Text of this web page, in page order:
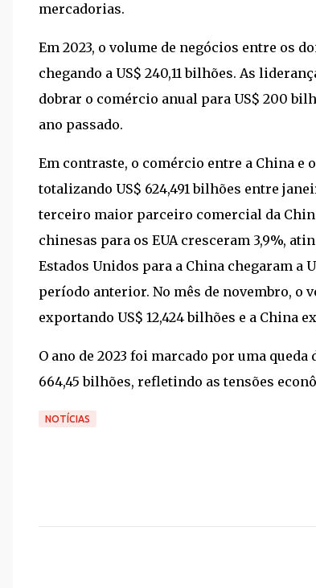
mercadorias.
Em 2023, o volume de negócios entre os
chegando a US$ 240,11 bilhões. As
dobrar o comércio anual para US$ 200
ano passado.
Em contraste, o comércio entre a China e
totalizando US$ 624,491 bilhões entre
terceiro maior parceiro comercial da
chinesas para os EUA cresceram 3,9%,
Estados Unidos para a China chegaram a
período anterior. No mês de novembro, o
exportando US$ 12,424 bilhões e a China
O ano de 2023 foi marcado por uma
664,45 bilhões, refletindo as tensões
NOTÍCIAS